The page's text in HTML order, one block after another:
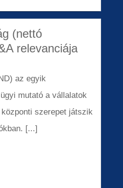
(nettó
relevanciája
az egyik
mutató a vállalatok
szerepet játszik
[...]